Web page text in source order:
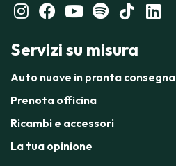
Servizi su misura
Auto nuove in pronta consegna
Prenota officina
Ricambi e accessori
La tua opinione